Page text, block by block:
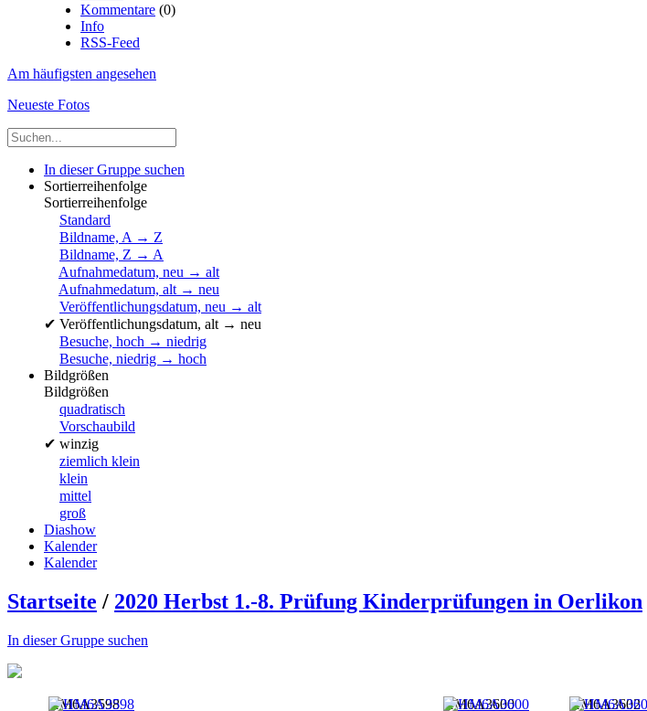
Kommentare (0)
Info
RSS-Feed
Am häufigsten angesehen
Neueste Fotos
In dieser Gruppe suchen
Sortierreihenfolge
Sortierreihenfolge
Standard
Bildname, A → Z
Bildname, Z → A
Aufnahmedatum, neu → alt
Aufnahmedatum, alt → neu
Veröffentlichungsdatum, neu → alt
✔ Veröffentlichungsdatum, alt → neu
Besuche, hoch → niedrig
Besuche, niedrig → hoch
Bildgrößen
Bildgrößen
quadratisch
Vorschaubild
✔ winzig
ziemlich klein
klein
mittel
groß
Diashow
Kalender
Kalender
Startseite / 2020 Herbst 1.-8. Prüfung Kinderprüfungen in Oerlikon
In dieser Gruppe suchen
HM6A3598 HM6A3600 HM6A3602